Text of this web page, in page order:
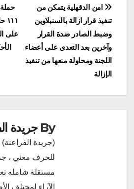
تصفّح
المقالات
حملة
على
امن الدقهلية يتمكن من
تنفيذ قرار ازالة بالسنبلاوين
وضبط الصادر ضدة القرار
وآخرين بعد التعدى على أعضاء
اللجنة ومحاولة منعها من تنفيذ
الإزالة
By جريدة
(جريدة
للحرف معني ،
مستقلة شامله
الآراء لمختلف